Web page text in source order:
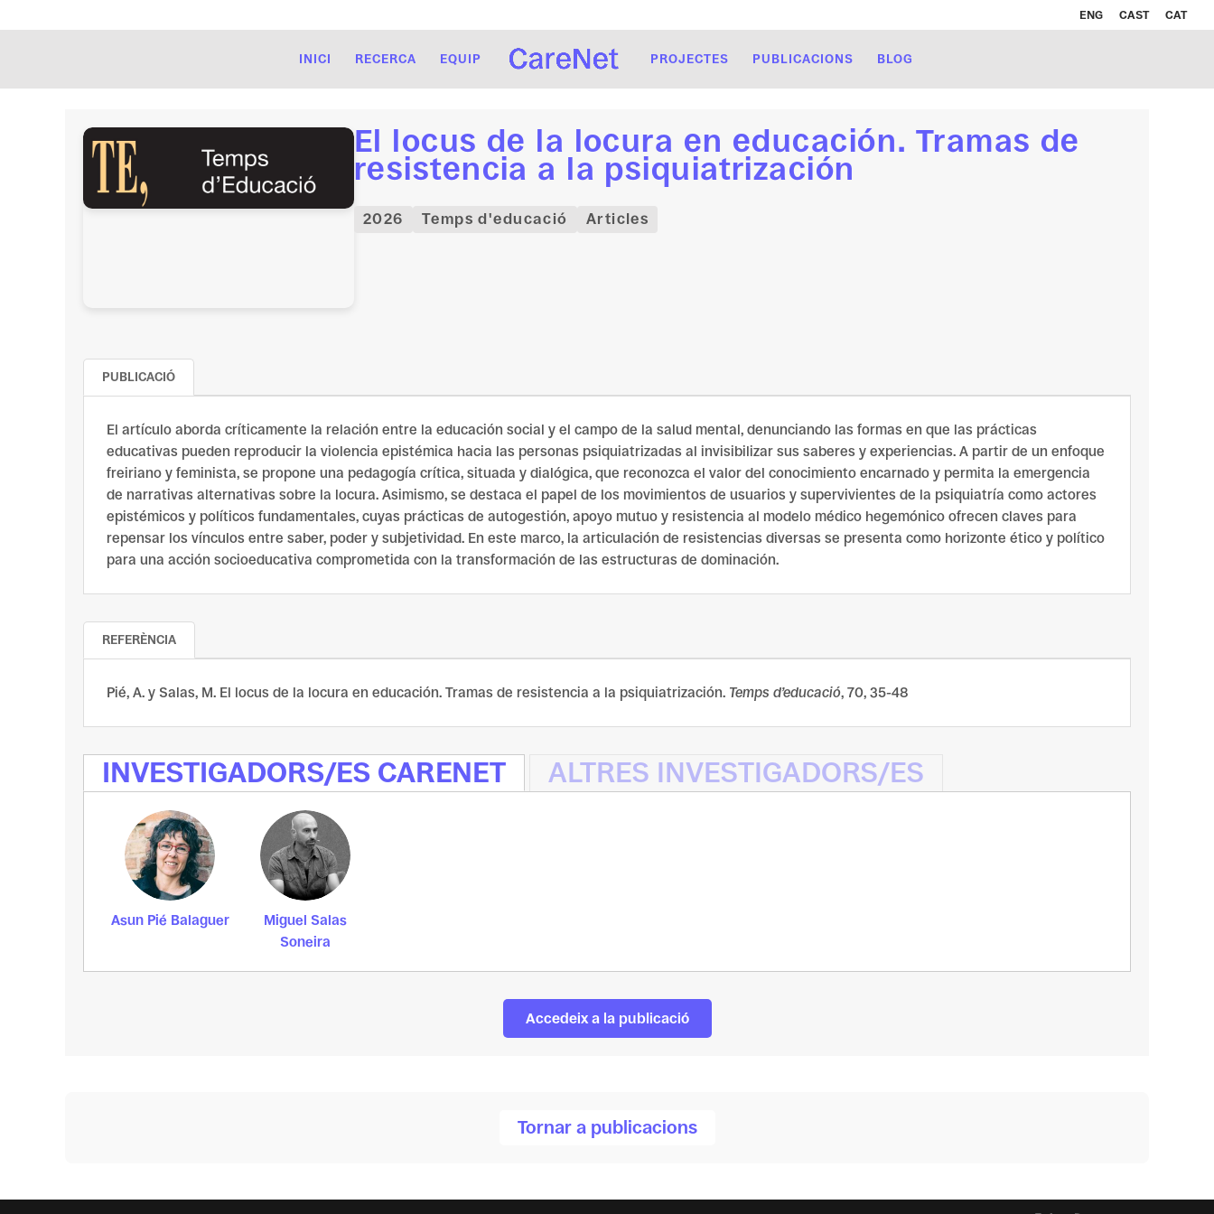
ENG CAST CAT
INICI RECERCA EQUIP PROJECTES PUBLICACIONS BLOG
El locus de la locura en educación. Tramas de
resistencia a la psiquiatrización
2026 Temps d'educació Articles
PUBLICACIÓ
El artículo aborda críticamente la relación entre la educación social y el campo de la salud mental, denunciando las formas en que las prácticas
educativas pueden reproducir la violencia epistémica hacia las personas psiquiatrizadas al invisibilizar sus saberes y experiencias. A partir de un enfoque
freiriano y feminista, se propone una pedagogía crítica, situada y dialógica, que reconozca el valor del conocimiento encarnado y permita la emergencia
de narrativas alternativas sobre la locura. Asimismo, se destaca el papel de los movimientos de usuarios y supervivientes de la psiquiatría como actores
epistémicos y políticos fundamentales, cuyas prácticas de autogestión, apoyo mutuo y resistencia al modelo médico hegemónico ofrecen claves para
repensar los vínculos entre saber, poder y subjetividad. En este marco, la articulación de resistencias diversas se presenta como horizonte ético y político
para una acción socioeducativa comprometida con la transformación de las estructuras de dominación.
REFERÈNCIA
Pié, A. y Salas, M. El locus de la locura en educación. Tramas de resistencia a la psiquiatrización. Temps d’educació, 70, 35-48
INVESTIGADORS/ES CARENET ALTRES INVESTIGADORS/ES
Asun Pié Balaguer
Miguel Salas
Soneira
Accedeix a la publicació
Tornar a publicacions